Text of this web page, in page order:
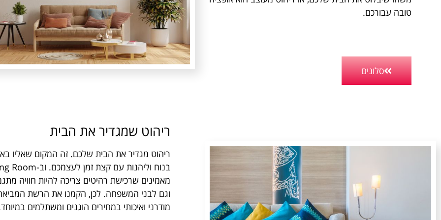
טובה עבורכם.
סלונים
ריהוט שמגדיר את הבית
ריהוט מגדיר את הבית שלכם. זה המקום שאליו
מאמינים שרכישת רהיטים צריכה להיות חוויה
וגם לבני המשפחה. לכן, הקמנו את הרשת
מודרני ואיכותי במחירים הוגנים ומשתלמים